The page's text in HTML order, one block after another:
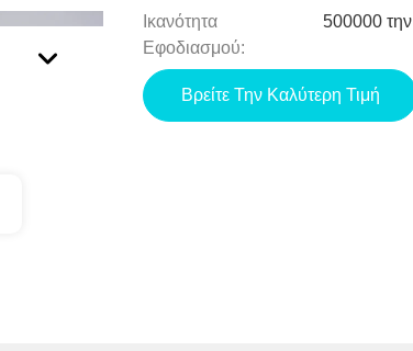
Ικανότητα
Εφοδιασμού:
500000
Βρείτε Την Καλύτερη Τιμή